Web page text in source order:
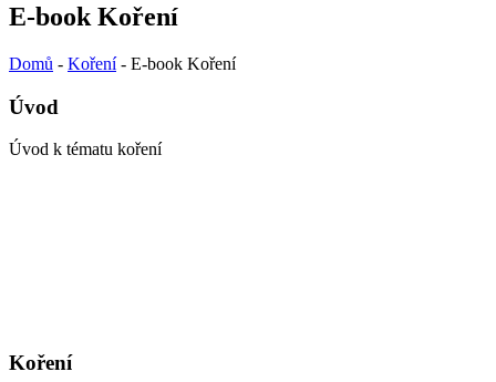
E-book Koření
Domů - Koření - E-book Koření
Úvod
Úvod k tématu koření
Koření